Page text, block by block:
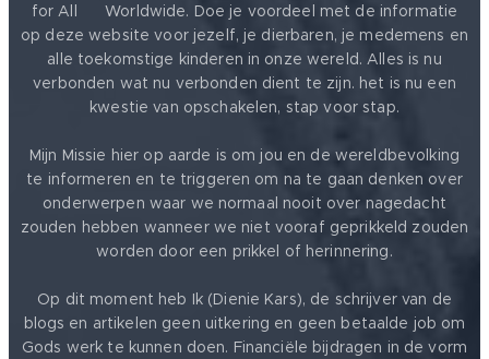
for All ❤️ Worldwide. Doe je voordeel met de informatie
op deze website voor jezelf, je dierbaren, je medemens en
alle toekomstige kinderen in onze wereld. Alles is nu
verbonden wat nu verbonden dient te zijn. het is nu een
kwestie van opschakelen, stap voor stap.
Mijn Missie hier op aarde is om jou en de wereldbevolking
te informeren en te triggeren om na te gaan denken over
onderwerpen waar we normaal nooit over nagedacht
zouden hebben wanneer we niet vooraf geprikkeld zouden
worden door een prikkel of herinnering.
Op dit moment heb Ik (Dienie Kars), de schrijver van de
blogs en artikelen geen uitkering en geen betaalde job om
Gods werk te kunnen doen. Financiële bijdragen in de vorm